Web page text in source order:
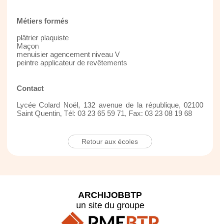
Métiers formés
plâtrier plaquiste
Maçon
menuisier agencement niveau V
peintre applicateur de revêtements
Contact
Lycée Colard Noël, 132 avenue de la république, 02100
Saint Quentin, Tél: 03 23 65 59 71, Fax: 03 23 08 19 68
Retour aux écoles
ARCHIJOBBTP
un site du groupe